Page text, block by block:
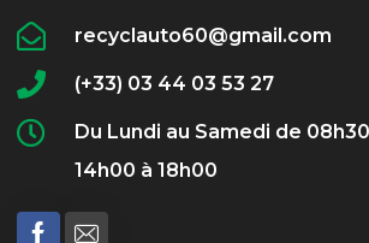
recyclauto60@gmail.com
(+33) 03 44 03 53 27
Du Lundi au Samedi de
14h00 à 18h00